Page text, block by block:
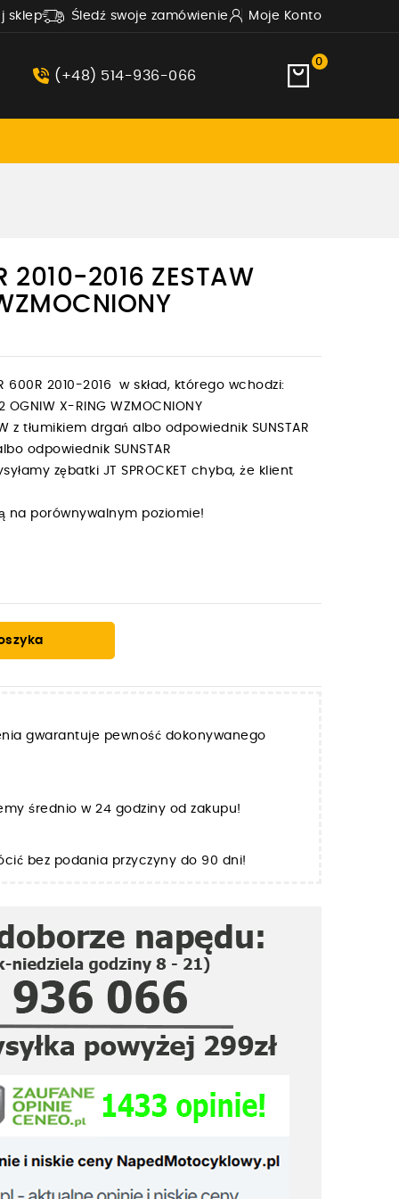
sklep Śledź swoje zamówienie Moje Konto
(+48) 514-936-066
0
2010-2016 ZESTAW
600R 2010-2016 w skład, którego wchodzi:
OGNIW X-RING WZMOCNIONY
z tłumikiem drgań albo odpowiednik SUNSTAR
odpowiednik SUNSTAR
zębatki JT SPROCKET chyba, że klient
na porównywalnym poziomie!
gwarantuje pewność dokonywanego
średnio w 24 godziny od zakupu!
bez podania przyczyny do 90 dni!